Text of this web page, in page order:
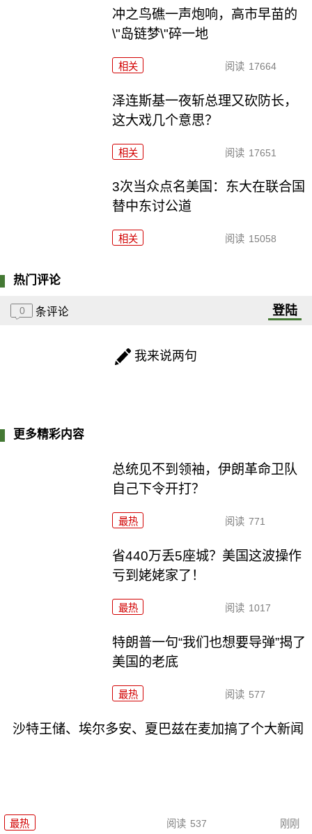
冲之鸟礁一声炮响，高市早苗的
\"岛链梦\"碎一地
相关 阅读 17664
泽连斯基一夜斩总理又砍防长，
这大戏几个意思？
相关 阅读 17651
3次当众点名美国：东大在联合国
替中东讨公道
相关 阅读 15058
热门评论
0 条评论 登陆
我来说两句
更多精彩内容
总统见不到领袖，伊朗革命卫队
自己下令开打？
最热 阅读 771
省440万丢5座城？美国这波操作
亏到姥姥家了！
最热 阅读 1017
特朗普一句“我们也想要导弹”揭了
美国的老底
最热 阅读 577
沙特王储、埃尔多安、夏巴兹在麦加搞了个大新闻
最热 阅读 537 刚刚